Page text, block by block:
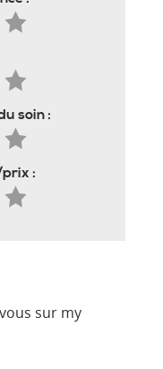
soin :
:
sur my